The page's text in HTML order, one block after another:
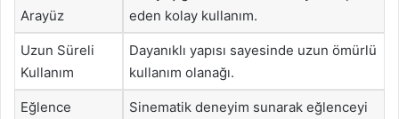
Arayüz
eden kolay kullanım.
Uzun Süreli
Kullanım
Dayanıklı yapısı sayesinde uzun ömürlü
kullanım olanağı.
Eğlence
Sinematik deneyim sunarak eğlenceyi